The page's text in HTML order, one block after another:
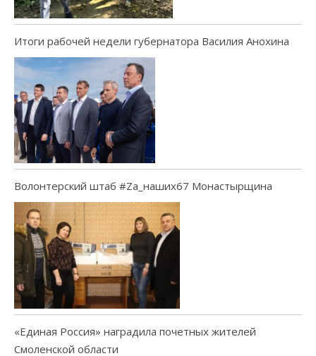
Итоги рабочей недели губернатора Василия Анохина
Волонтерский штаб #Za_наших67 Монастырщина
«Единая Россия» наградила почетных жителей
Смоленской области